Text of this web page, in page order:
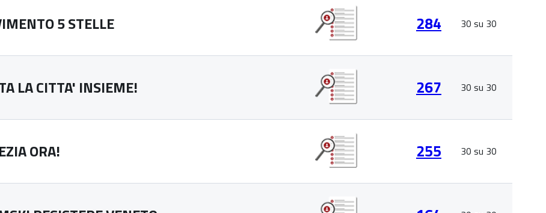
5 STELLE 284 30 su 30
LA CITTA' INSIEME! 267 30 su 30
ORA! 255 30 su 30